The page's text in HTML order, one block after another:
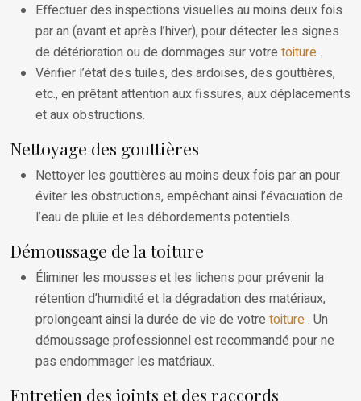
Effectuer des inspections visuelles au moins deux fois
par an (avant et après l’hiver), pour détecter les signes
de détérioration ou de dommages sur votre toiture.
Vérifier l’état des tuiles, des ardoises, des gouttières,
etc., en prêtant attention aux fissures, aux déplacements
et aux obstructions.
Nettoyage des gouttières
Nettoyer les gouttières au moins deux fois par an pour
éviter les obstructions, empêchant ainsi l’évacuation de
l’eau de pluie et les débordements potentiels.
Démoussage de la toiture
Éliminer les mousses et les lichens pour prévenir la
rétention d’humidité et la dégradation des matériaux,
prolongeant ainsi la durée de vie de votre toiture. Un
démoussage professionnel est recommandé pour ne
pas endommager les matériaux.
Entretien des joints et des raccords